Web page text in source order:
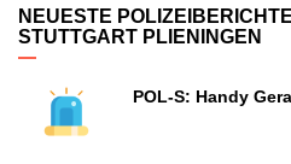
NEUESTE POLIZEIBERICHTE
STUTTGART PLIENINGEN
POL-S: Handy